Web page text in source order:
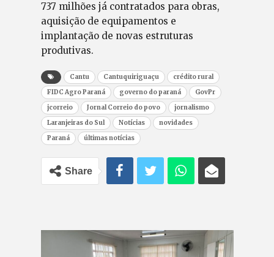
737 milhões já contratados para obras,
aquisição de equipamentos e
implantação de novas estruturas
produtivas.
Cantu Cantuquiriguaçu
crédito rural
FIDC Agro Paraná
governo do paraná
GovPr
jcorreio
Jornal Correio do povo
jornalismo
Laranjeiras do Sul
Notícias
novidades
Paraná
últimas notícias
Share